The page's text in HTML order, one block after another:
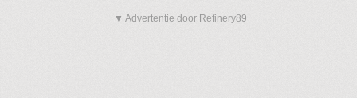
▼ Advertentie door Refinery89